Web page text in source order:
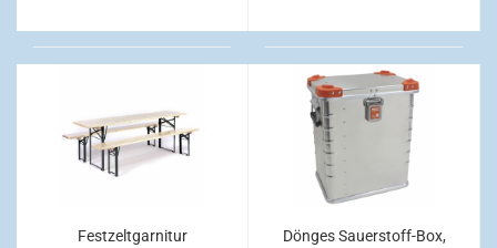
Festzeltgarnitur
Dönges Sauerstoff-Box,